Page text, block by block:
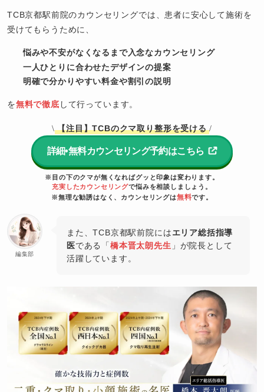
TCB京都駅前院のカウンセリングでは、患者に安心して施術を
受けてもらうために、
悩みや不安がなくなるまで入念なカウンセリング
一人ひとりに合わせたデザインの提案
明確で分かりやすい料金や割引の説明
を無料で徹底 して行っています。
\ 【注目】TCBのクマ取り整形を受ける /
詳細•無料カウンセリング予約はこちら
※目の下のクマが無くなればグッと印象は変わります。
充実したカウンセリングで悩みを相談しましょう。
※無理な勧誘はなく、カウンセリングは無料です。
編集部
また、TCB京都駅前院にはエリア総括指導
医である「橋本晋太朗先生 」が院長として
活躍しています。